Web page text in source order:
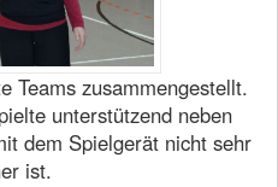
Teams zusammengestellt.
unterstützend neben
dem Spielgerät nicht sehr
ist.